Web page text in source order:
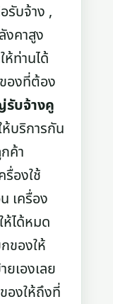
รับจ้าง ,
งคาสูง
ห้ท่านได้
องที่ต้อง
รับจ้างคู
บริการกัน
ค้า
รื่องใช้
เครื่อง
ห้ได้หมด
ของให้
เองเลย
องให้ถึงที่